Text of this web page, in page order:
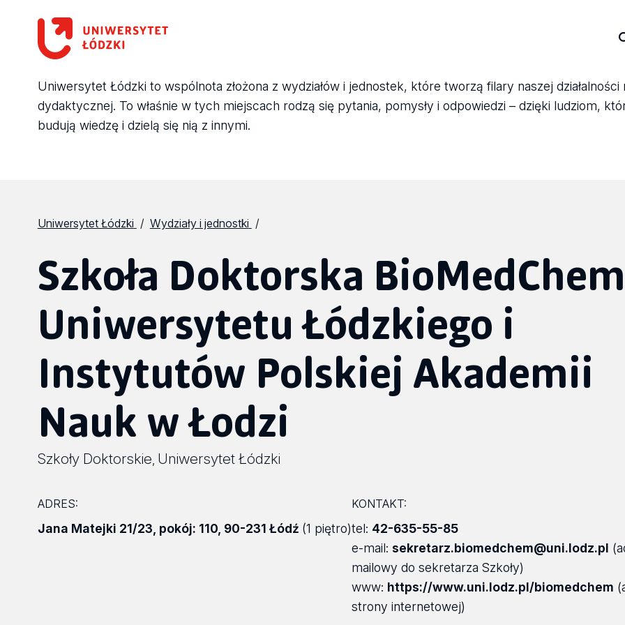
Uniwersytet Łódzki to wspólnota złożona z wydziałów i jednostek, które tworzą filary naszej działalności
dydaktycznej. To właśnie w tych miejscach rodzą się pytania, pomysły i odpowiedzi – dzięki ludziom,
budują wiedzę i dzielą się nią z innymi.
Uniwersytet Łódzki Wydziały i jednostki
Szkoła Doktorska BioMedChem
Uniwersytetu Łódzkiego i
Instytutów Polskiej Akademii
Nauk w Łodzi
Szkoły Doktorskie Uniwersytet Łódzki
ADRES:
Jana Matejki 21/23 pokój: 110, 90-231 Łódź (1 piętro)
KONTAKT:
tel: 42-635-55-85
e-mail: sekretarz.biomedchem@uni.lodz.pl
mailowy do sekretarza Szkoły)
www: https://www.uni.lodz.pl/biomedchem
strony internetowej)